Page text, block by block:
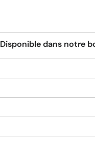
Disponible dans notre